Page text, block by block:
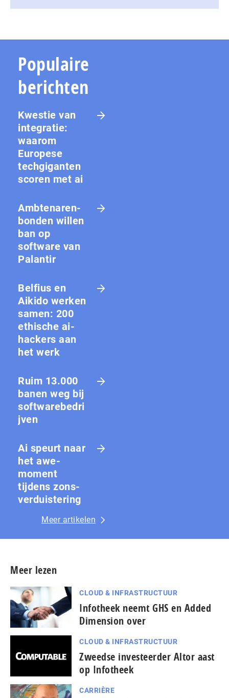
Populaire
berichten
Kwestie van
integratie:
waarom
Europese
techgiganten
scoren met ai
Amb­te­na­ren­
bon­den willen
ban op
software van
Palantir
Belfius en
Aikido werken
samen: 200
ethische ai-
hackers aan
het werk
Ruim 13.000
banen weg bij
softwarebedri
jven
Ai speurt naar
het awe-
moment
tijdens zons­
ver­duis­te­ring
Meer artikelen
Meer lezen
CLOUD & INFRASTRUCTUUR
Infotheek neemt GHS en Added
Dimension over
CLOUD & INFRASTRUCTUUR
Zweedse investeerder Altor aast
op Infotheek
CARRIÈRE